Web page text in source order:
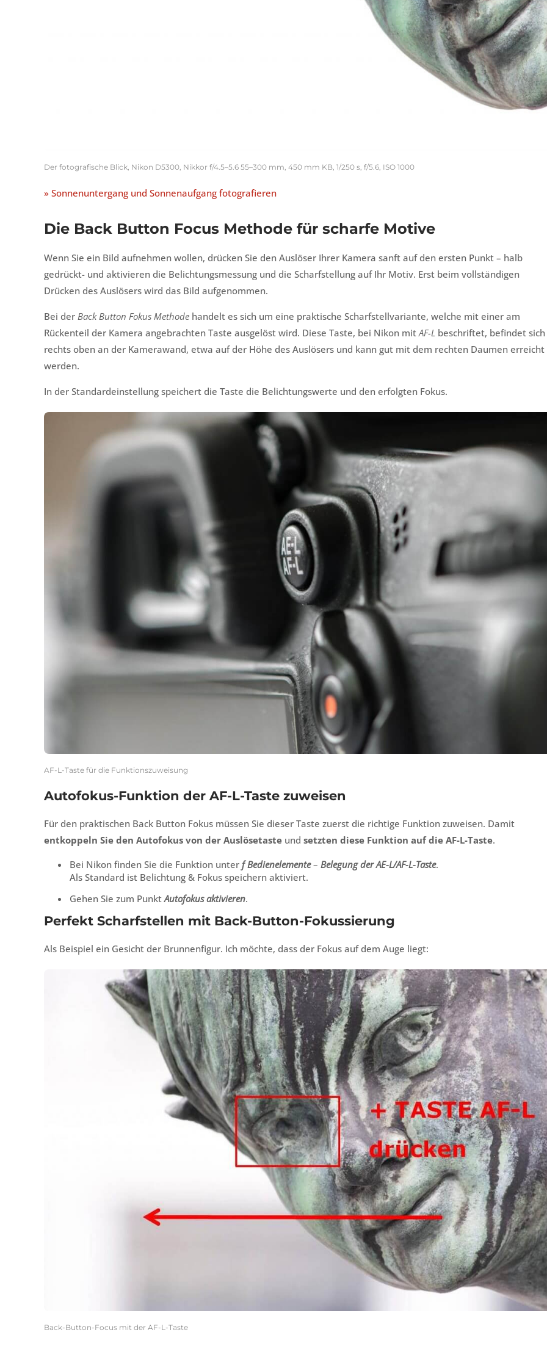
Der fotografische Blick, Nikon D5300, Nikkor f/4.5–5.6 55–300 mm, 450 mm KB, 1/250 s, f/5.6, ISO 1000
» Sonnenuntergang und Sonnenaufgang fotografieren
Die Back Button Focus Methode für scharfe Motive
Wenn Sie ein Bild aufnehmen wollen, drücken Sie den Auslöser Ihrer Kamera sanft auf den ersten Punkt – halb
gedrückt- und aktivieren die Belichtungsmessung und die Scharfstellung auf Ihr Motiv. Erst beim vollständigen
Drücken des Auslösers wird das Bild aufgenommen.
Bei der Back Button Fokus Methode handelt es sich um eine praktische Scharfstellvariante, welche mit einer am
Rückenteil der Kamera angebrachten Taste ausgelöst wird. Diese Taste, bei Nikon mitAF-L beschriftet, befindet sich
rechts oben an der Kamerawand, etwa auf der Höhe des Auslösers und kann gut mit dem rechten Daumen erreicht
werden.
In der Standardeinstellung speichert die Taste die Belichtungswerte und den erfolgten Fokus.
AF-L-Taste für die Funktionszuweisung
Autofokus-Funktion der AF-L-Taste zuweisen
Für den praktischen Back Button Fokus müssen Sie dieser Taste zuerst die richtige Funktion zuweisen. Damit
entkoppeln Sie den Autofokus von der Auslösetaste und setzten diese Funktion auf die AF-L-Taste.
Bei Nikon finden Sie die Funktion unter f Bedienelemente– Belegung der AE-L/AF-L-Taste.
Als Standard ist Belichtung & Fokus speichern aktiviert.
Gehen Sie zum PunktAutofokus aktivieren.
Perfekt Scharfstellen mit Back-Button-Fokussierung
Als Beispiel ein Gesicht der Brunnenfigur. Ich möchte, dass der Fokus auf dem Auge liegt:
Back-Button-Focus mit der AF-L-Taste